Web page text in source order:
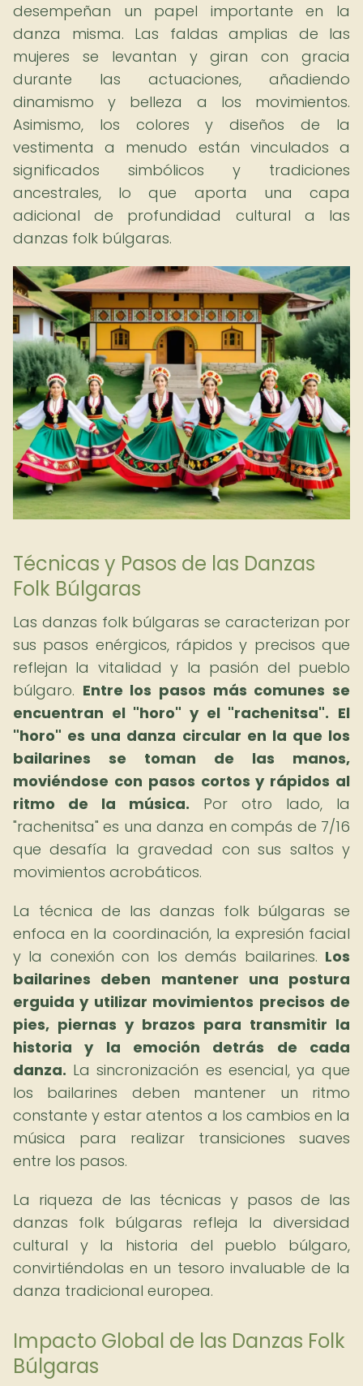
desempeñan un papel importante en la
danza misma. Las faldas amplias de las
mujeres se levantan y giran con gracia
durante las actuaciones, añadiendo
dinamismo y belleza a los movimientos.
Asimismo, los colores y diseños de la
vestimenta a menudo están vinculados a
significados simbólicos y tradiciones
ancestrales, lo que aporta una capa
adicional de profundidad cultural a las
danzas folk búlgaras.
Técnicas y Pasos de las Danzas
Folk Búlgaras
Las danzas folk búlgaras se caracterizan por
sus pasos enérgicos, rápidos y precisos que
reflejan la vitalidad y la pasión del pueblo
búlgaro. Entre los pasos más comunes se
encuentran el "horo" y el "rachenitsa". El
"horo" es una danza circular en la que los
bailarines se toman de las manos,
moviéndose con pasos cortos y rápidos al
ritmo de la música. Por otro lado, la
"rachenitsa" es una danza en compás de 7/16
que desafía la gravedad con sus saltos y
movimientos acrobáticos.
La técnica de las danzas folk búlgaras se
enfoca en la coordinación, la expresión facial
y la conexión con los demás bailarines. Los
bailarines deben mantener una postura
erguida y utilizar movimientos precisos de
pies, piernas y brazos para transmitir la
historia y la emoción detrás de cada
danza. La sincronización es esencial, ya que
los bailarines deben mantener un ritmo
constante y estar atentos a los cambios en la
música para realizar transiciones suaves
entre los pasos.
La riqueza de las técnicas y pasos de las
danzas folk búlgaras refleja la diversidad
cultural y la historia del pueblo búlgaro,
convirtiéndolas en un tesoro invaluable de la
danza tradicional europea.
Impacto Global de las Danzas Folk
Búlgaras